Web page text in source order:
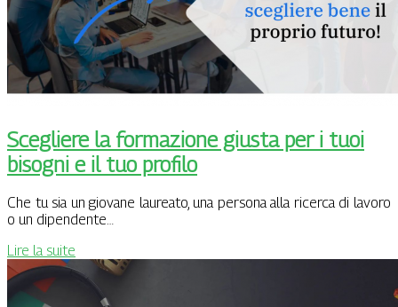
Scegliere la formazione giusta per i tuoi
bisogni e il tuo profilo
Che tu sia un giovane laureato, una persona alla ricerca di lavoro
o un dipendente…
Lire la suite